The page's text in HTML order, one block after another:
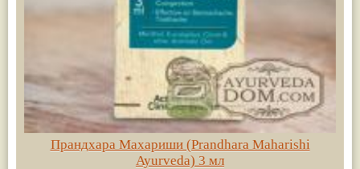
Прандхара Махариши (Prandhara Maharishi
Ayurvedа) 3 мл